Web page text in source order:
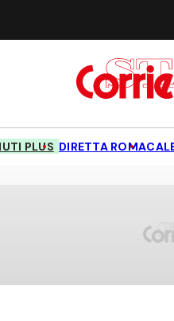
PLUS DIRETTA ROMA